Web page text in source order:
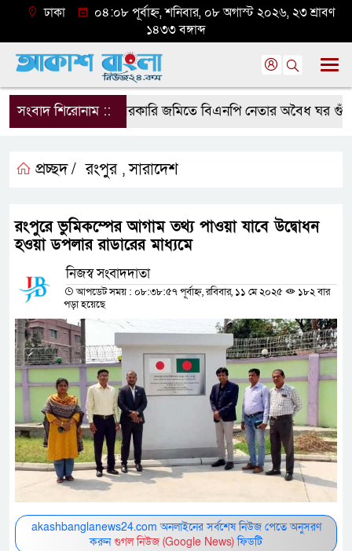
ঢাকা
০৪:০৮ পূর্বাহ্ন, শনিবার, ০৮ অগাস্ট ২০২৬, ২৩ শ্রাবণ
১৪৩৩ বঙ্গাব্দ
সংবাদ শিরোনাম ::সরকারি জমিতে বিএনপি নেতার অবৈধ ঘর গুঁড়িয়ে
প্রচ্ছদ / রংপুর ,সারাদেশ
রংপুরে ভুমিকম্পের আগাম তথ্য পাওয়া যাবে উদ্বোধন
হওয়া ডপলার রাডারের মাধ্যমে
নিজস্ব সংবাদদাতা
আপডেট সময় : ০৮:৩৮:৫৭ পূর্বাহ্ন, রবিবার, ১১ মে ২০২৫
১৮২ বার
পড়া হয়েছে
akashbanglanews24.com অনলাইনের সর্বশেষ নিউজ পেতে অনুসরণ
করুনগুগল নিউজ (Google News)ফিডটি